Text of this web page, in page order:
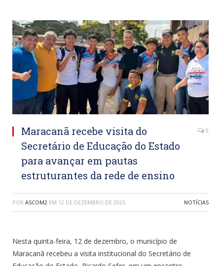
Maracanã recebe visita do
Secretário de Educação do Estado
para avançar em pautas
estruturantes da rede de ensino
0
POR ASCOM2 EM 12 DE DEZEMBRO DE 2025 NOTÍCIAS
Nesta quinta-feira, 12 de dezembro, o município de
Maracanã recebeu a visita institucional do Secretário de